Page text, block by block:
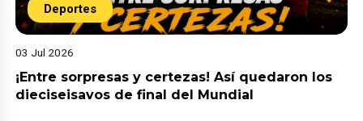
Deportes
03 Jul 2026
¡Entre sorpresas y certezas! Así quedaron los
dieciseisavos de final del Mundial